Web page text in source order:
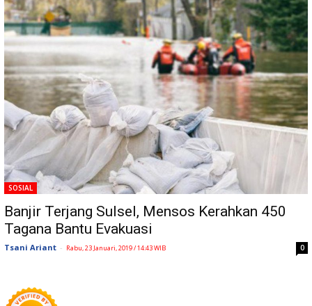
SOSIAL
Banjir Terjang Sulsel, Mensos Kerahkan 450
Tagana Bantu Evakuasi
Tsani Ariant - Rabu, 23 Januari, 2019 / 14:43 WIB 0